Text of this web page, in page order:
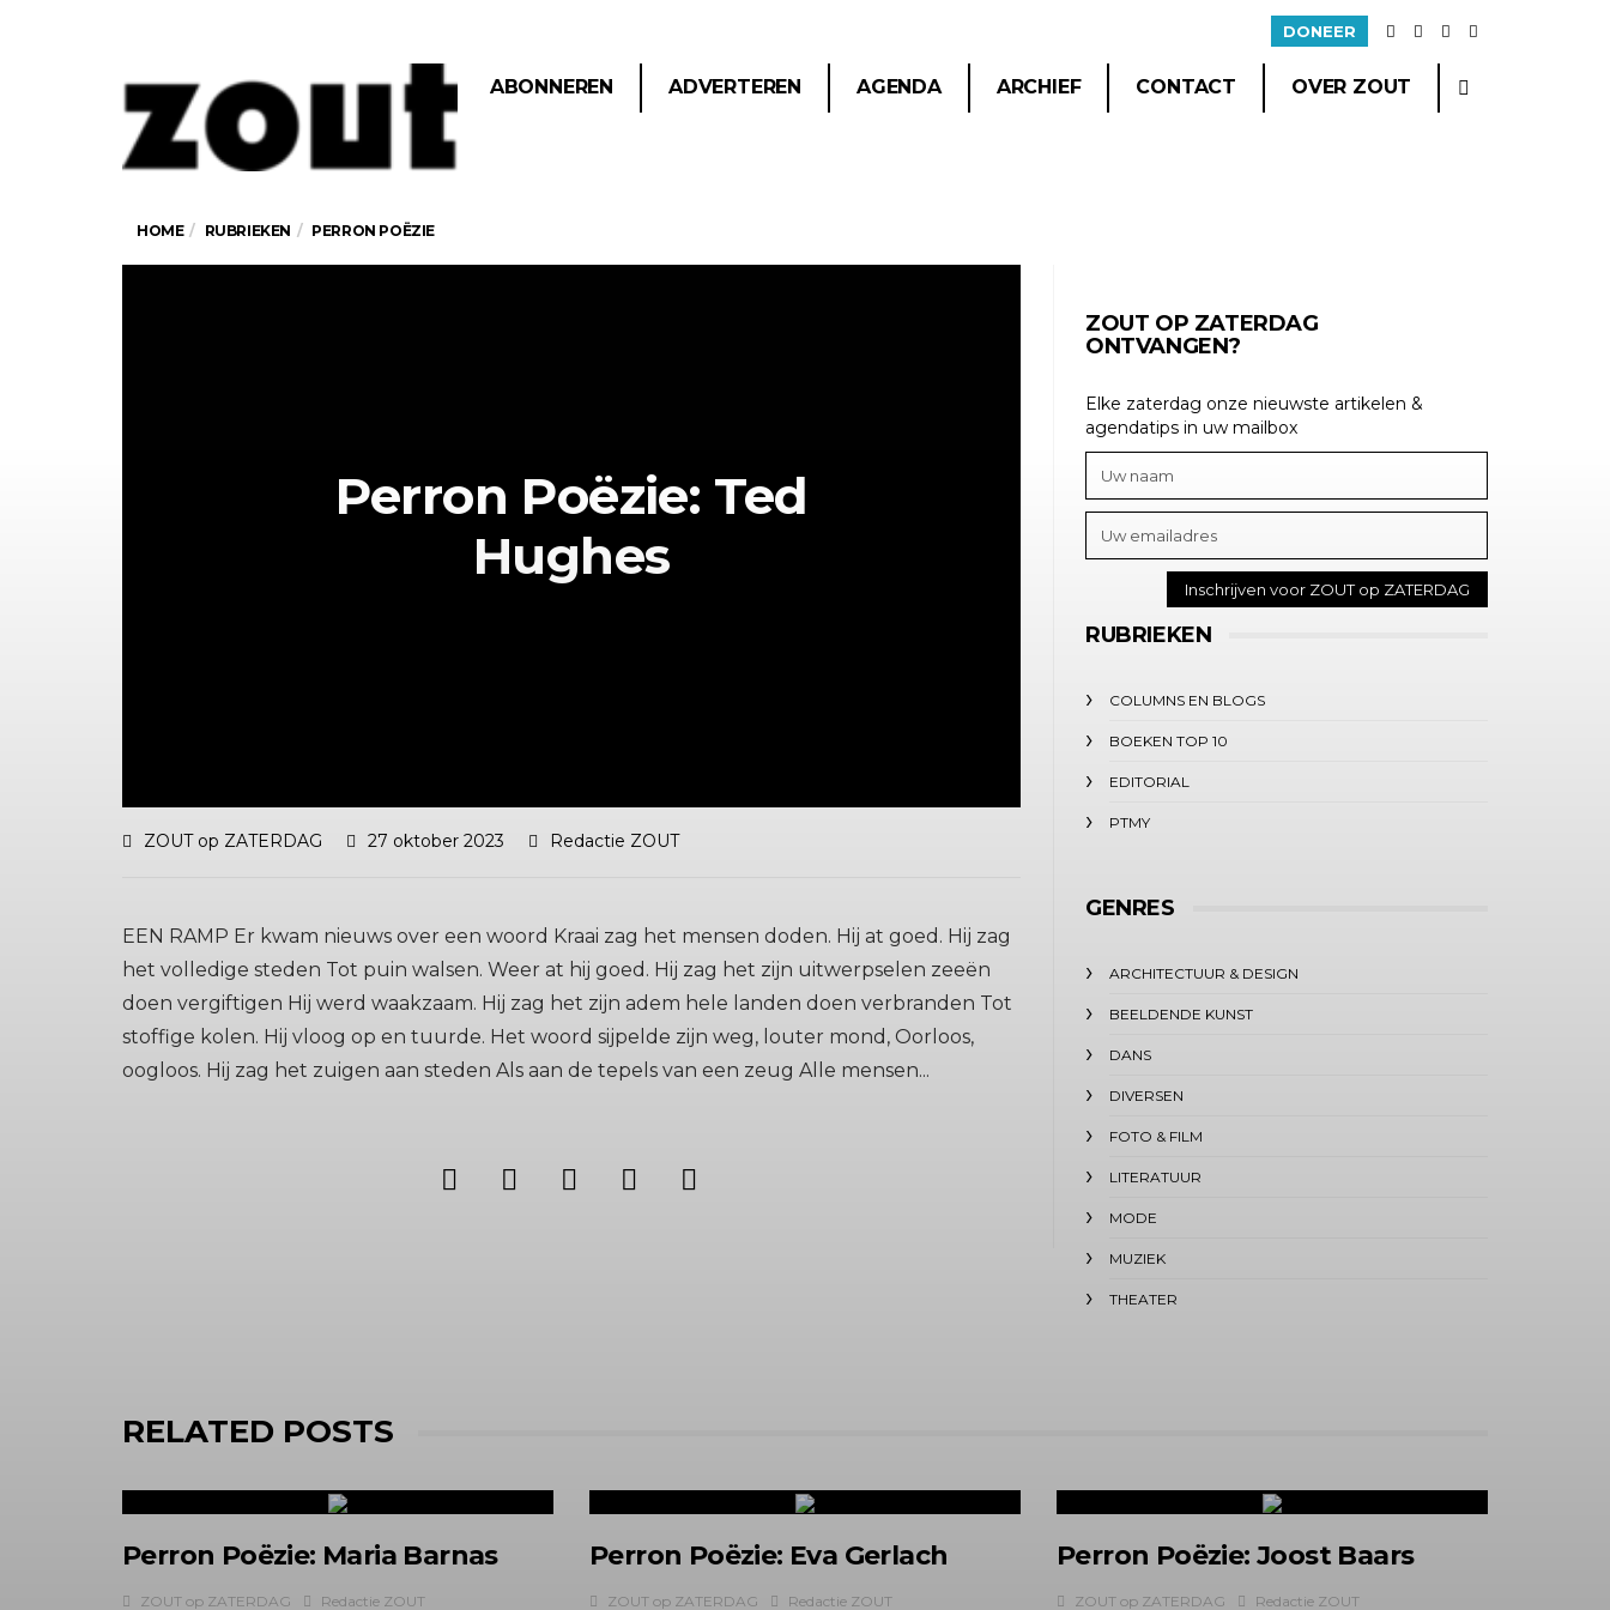
DONEER
ABONNEREN ADVERTEREN AGENDA ARCHIEF CONTACT OVER ZOUT
HOME RUBRIEKEN PERRON POËZIE
Perron Poëzie: Ted
Hughes
ZOUT op ZATERDAG 27 oktober 2023 Redactie ZOUT
EEN RAMP Er kwam nieuws over een woord Kraai zag het mensen doden. Hij at goed. Hij zag
het volledige steden Tot puin walsen. Weer at hij goed. Hij zag het zijn uitwerpselen zeeën
doen vergiftigen Hij werd waakzaam. Hij zag het zijn adem hele landen doen verbranden Tot
stoffige kolen. Hij vloog op en tuurde. Het woord sijpelde zijn weg, louter mond, Oorloos,
oogloos. Hij zag het zuigen aan steden Als aan de tepels van een zeug Alle mensen...
ZOUT OP ZATERDAG
ONTVANGEN?
Elke zaterdag onze nieuwste artikelen &
agendatips in uw mailbox
RUBRIEKEN
COLUMNS EN BLOGS
BOEKEN TOP 10
EDITORIAL
PTMY
GENRES
ARCHITECTUUR & DESIGN
BEELDENDE KUNST
DANS
DIVERSEN
FOTO & FILM
LITERATUUR
MODE
MUZIEK
THEATER
RELATED POSTS
Perron Poëzie: Maria Barnas
ZOUT op ZATERDAG Redactie ZOUT
Perron Poëzie: Eva Gerlach
ZOUT op ZATERDAG Redactie ZOUT
Perron Poëzie: Joost Baars
ZOUT op ZATERDAG Redactie ZOUT